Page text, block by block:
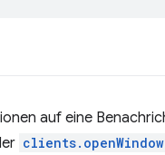
auf eine